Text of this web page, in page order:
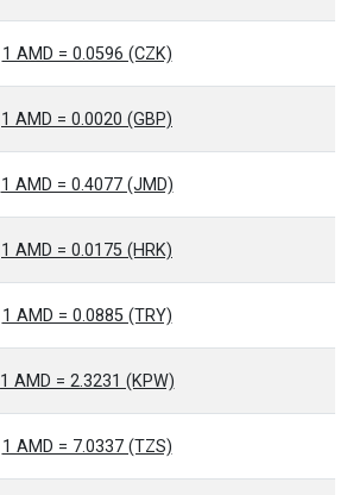
1 AMD = 0.0596 (CZK)
1 AMD = 0.0020 (GBP)
1 AMD = 0.4077 (JMD)
1 AMD = 0.0175 (HRK)
1 AMD = 0.0885 (TRY)
1 AMD = 2.3231 (KPW)
1 AMD = 7.0337 (TZS)